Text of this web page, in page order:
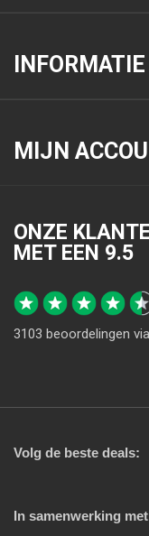
INFORMATIE
MIJN
ONZE
MET EEN 9.5
3103 beoordelingen via
Volg de beste deals:
In samenwerking